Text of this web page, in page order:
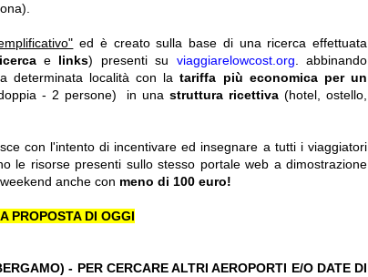
ed è creato sulla base di una ricerca effettuata
e links) presenti su viaggiarelowcost.org . abbinando
determinata località con latariffa più economica per un
- 2 persone) in unastruttura ricettiva (hotel, ostello,
con l'intento di incentivare ed insegnare a tutti i viaggiatori
le risorse presenti sullo stesso portale web a dimostrazione
anche con meno di 100 euro!
PROPOSTA DI OGGI
- PER CERCARE ALTRI AEROPORTI E/O DATE DI